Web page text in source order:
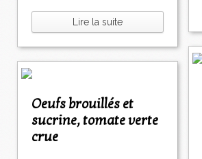
Lire la suite
Oeufs brouillés et
sucrine, tomate verte
crue